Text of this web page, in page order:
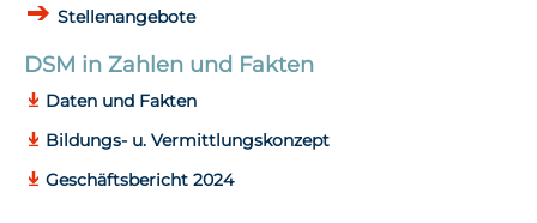
Stellenangebote
DSM in Zahlen und Fakten
Daten und Fakten
Bildungs- u. Vermittlungskonzept
Geschäftsbericht 2024